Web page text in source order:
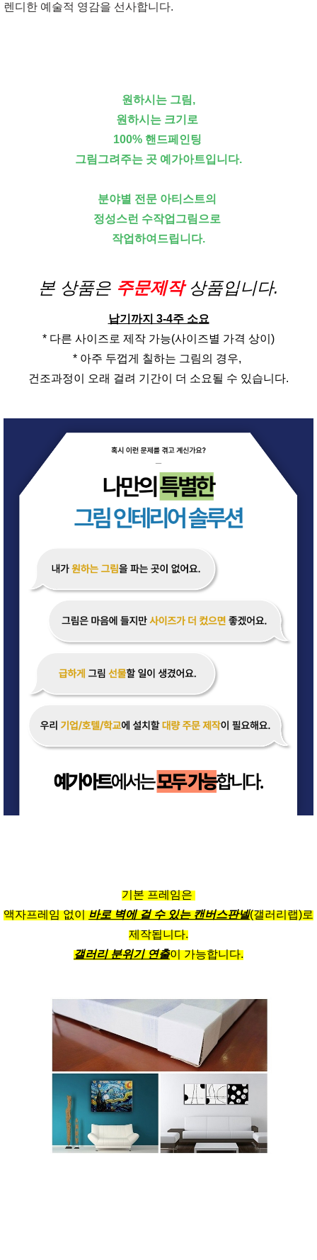
렌디한 예술적 영감을 선사합니다.
원하시는 그림,
원하시는 크기로
100% 핸드페인팅
그림그려주는 곳 예가아트입니다.
분야별 전문 아티스트의
정성스런 수작업그림으로
작업하여드립니다.
본 상품은 주문제작 상품입니다.
납기까지 3-4주 소요
* 다른 사이즈로 제작 가능(사이즈별 가격 상이)
* 아주 두껍게 칠하는 그림의 경우,
건조과정이 오래 걸려 기간이 더 소요될 수 있습니다.
기본 프레임은
액자프레임 없이 바로 벽에 걸 수 있는 캔버스판넬(갤러리랩)로
제작됩니다.
갤러리 분위기 연출이 가능합니다.